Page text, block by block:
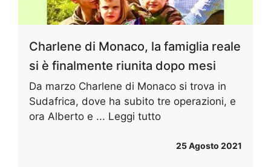
Charlene di Monaco, la famiglia reale
si è finalmente riunita dopo mesi
Da marzo Charlene di Monaco si trova in
Sudafrica, dove ha subito tre operazioni, e
ora Alberto e ... Leggi tutto
25 Agosto 2021